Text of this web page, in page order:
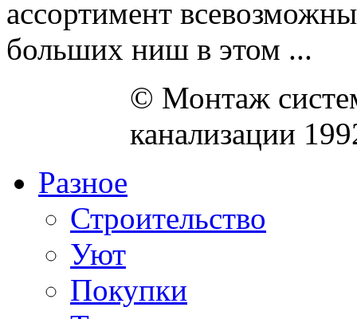
ассортимент
больших ниш в этом ...
© Монтаж
канализации
Разное
Строительство
Уют
Покупки